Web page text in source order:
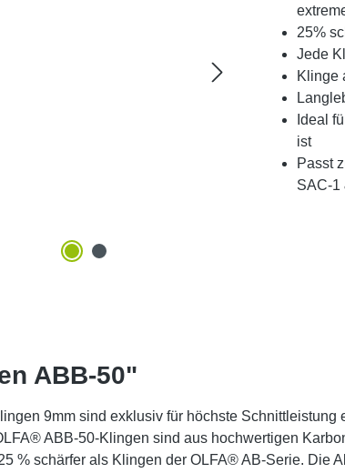
25%
Jede
Klinge
Ideal
ist
Passt
SAC-1
ABB-50"
9mm sind exklusiv für höchste
ABB-50-Klingen sind aus hochwertigen
% schärfer als Klingen der OLFA® AB-Serie. Die